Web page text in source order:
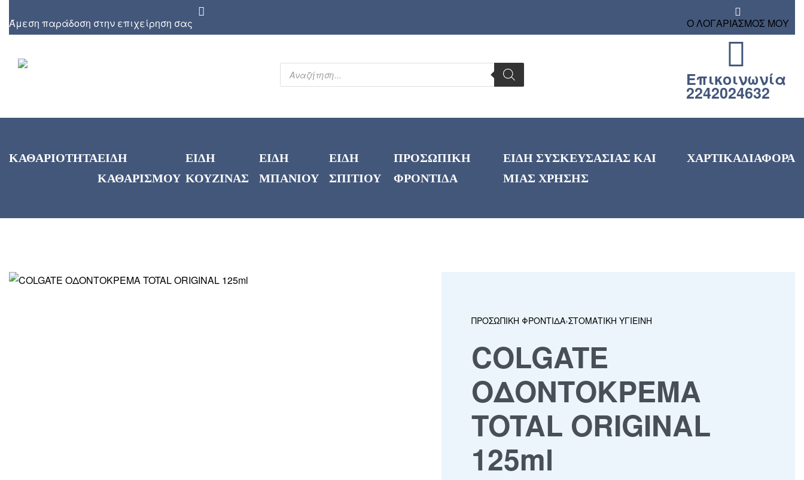
Άμεση παράδοση στην επιχείρηση σας Ο ΛΟΓΑΡΙΑΣΜΟΣ ΜΟΥ
Επικοινωνία
2242024632
ΚΑΘΑΡΙΟΤΗΤΑΕΙΔΗ
ΚΑΘΑΡΙΣΜΟΥ
ΕΙΔΗ
ΚΟΥΖΙΝΑΣ
ΕΙΔΗ
ΜΠΑΝΙΟΥ
ΕΙΔΗ
ΣΠΙΤΙΟΥ
ΠΡΟΣΩΠΙΚΗ
ΦΡΟΝΤΙΔΑ
ΕΙΔΗ ΣΥΣΚΕΥΣΑΣΙΑΣ ΚΑΙ
ΜΙΑΣ ΧΡΗΣΗΣ
ΧΑΡΤΙΚΑΔΙΑΦΟΡΑ
ΠΡΟΣΩΠΙΚΗ ΦΡΟΝΤΙΔΑ›ΣΤΟΜΑΤΙΚΗ ΥΓΙΕΙΝΗ
COLGATE
ΟΔΟΝΤΟΚΡΕΜΑ
TOTAL ORIGINAL
125ml